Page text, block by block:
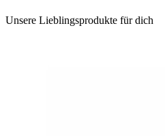
Unsere Lieblingsprodukte für dich